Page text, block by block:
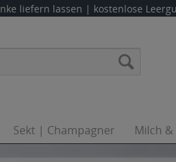
liefern lassen | kostenlose
Sekt | Champagner Milch